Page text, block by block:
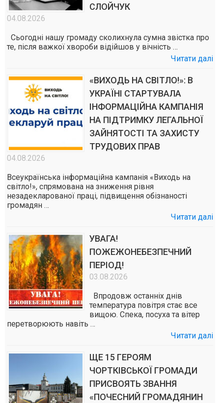
СЛОЙЧУК
04.08.2026
Сьогодні нашу громаду сколихнула сумна звістка про
те, після важкої хвороби відійшов у вічність …
Читати далі
«ВИХОДЬ НА СВІТЛО!»: В
УКРАЇНІ СТАРТУВАЛА
ІНФОРМАЦІЙНА КАМПАНІЯ
НА ПІДТРИМКУ ЛЕГАЛЬНОЇ
ЗАЙНЯТОСТІ ТА ЗАХИСТУ
ТРУДОВИХ ПРАВ
04.08.2026
Всеукраїнська інформаційна кампанія «Виходь на
світло!», спрямована на зниження рівня
незадекларованої праці, підвищення обізнаності
громадян …
Читати далі
УВАГА!
ПОЖЕЖОНЕБЕЗПЕЧНИЙ
ПЕРІОД!
03.08.2026
Впродовж останніх днів
температура повітря стає все
вищою. Спека, посуха та вітер
перетворюють навіть …
Читати далі
ЩЕ 15 ГЕРОЯМ
ЧОРТКІВСЬКОЇ ГРОМАДИ
ПРИСВОЯТЬ ЗВАННЯ
«ПОЧЕСНИЙ ГРОМАДЯНИН